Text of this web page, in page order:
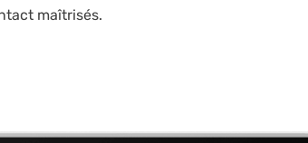
maîtrisés.